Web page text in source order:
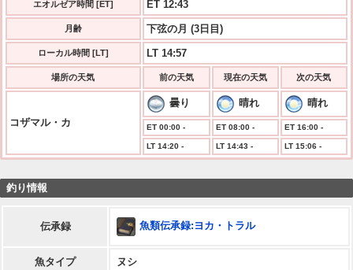
エオルゼア時間 [ET] ET 12:43
月齢 下弦の月 (3日目)
ローカル時間 [LT] LT 14:57
場所の天気 前の天気 現在の天気 次の天気
コザマル・カ
曇り 晴れ 晴れ
ET 00:00 - ET 08:00 - ET 16:00 -
LT 14:20 - LT 14:43 - LT 15:06 -
釣り情報
伝承録 魚類伝承録:ヨカ・トラル
魚タイプ ヌシ